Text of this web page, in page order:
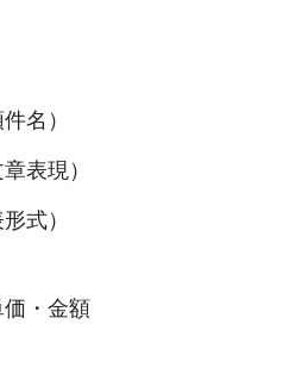
名）
表現）
式）
・金額